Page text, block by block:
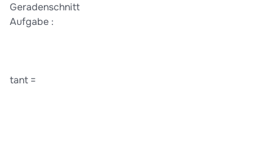
Geradenschnitt
Aufgabe :
tant =